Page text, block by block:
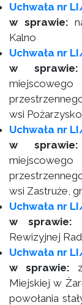
Uchwała nr
w sprawie:
Kalno
Uchwała nr
w sprawie:
wsi
Uchwała nr
w sprawie:
wsi Zastruże,
Uchwała nr
w sprawie:
Rewizyjnej
Uchwała nr
w sprawie:
Miejskiej w
powołania